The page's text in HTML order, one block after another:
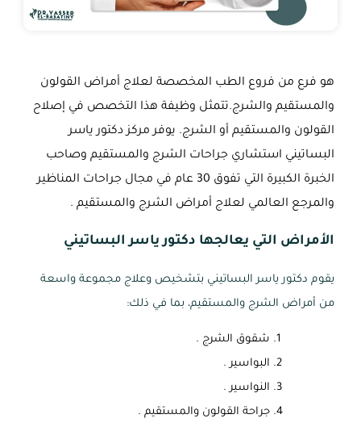
هو فرع من فروع الطب المخصصة لعلاج أمراض القولون
والمستقيم والشرج.تتمثل وظيفة هذا التخصص في إصلاح
القولون والمستقيم أو الشرج. يوفر مركز دكتور ياسر
البساتيني استشاري جراحات الشرج والمستقيم وصاحب
الخبرة الكبيرة التي تفوق 30 عام في مجال جراحات المناظير
والمرجع العالمي لعلاج أمراض الشرج والمستقيم .
الأمراض التي يعالجها دكتور ياسر البساتيني
يقوم دكتور ياسر البساتيني بتشخيص وعلاج مجموعة واسعة
من أمراض الشرج والمستقيم، بما في ذلك:
شقوق الشرج .
البواسير .
النواسير .
جراحة القولون والمستقيم .